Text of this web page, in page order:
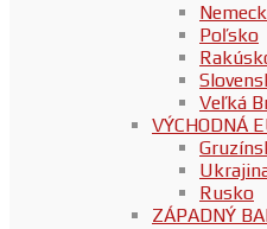
Poľsko
Veľká
VÝCHODNÁ
Rusko
ZÁPADNÝ